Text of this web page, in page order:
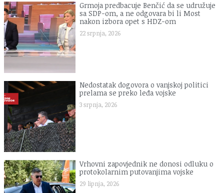
Grmoja predbacuje Benčić da se udružuje
sa SDP-om, a ne odgovara bi li Most
nakon izbora opet s HDZ-om
22 srpnja, 2026
Nedostatak dogovora o vanjskoj politici
prelama se preko leđa vojske
3 srpnja, 2026
Vrhovni zapovjednik ne donosi odluku o
protokolarnim putovanjima vojske
29 lipnja, 2026